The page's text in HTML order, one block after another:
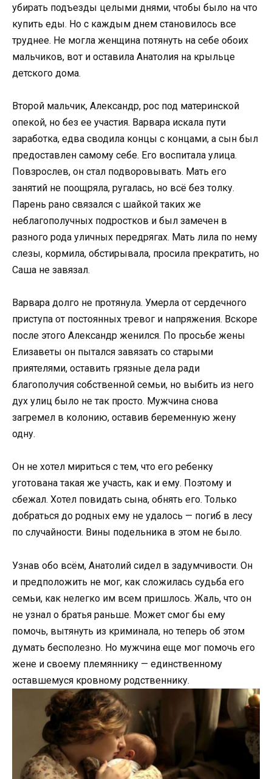
убирать подъезды целыми днями, чтобы было на что
купить еды. Но с каждым днем становилось все
труднее. Не могла женщина потянуть на себе обоих
мальчиков, вот и оставила Анатолия на крыльце
детского дома.
Второй мальчик, Александр, рос под материнской
опекой, но без ее участия. Варвара искала пути
заработка, едва сводила концы с концами, а сын был
предоставлен самому себе. Его воспитала улица.
Повзрослев, он стал подворовывать. Мать его
занятий не поощряла, ругалась, но всё без толку.
Парень рано связался с шайкой таких же
неблагополучных подростков и был замечен в
разного рода уличных передрягах. Мать лила по нему
слезы, кормила, обстирывала, просила прекратить, но
Саша не завязал.
Варвара долго не протянула. Умерла от сердечного
приступа от постоянных тревог и напряжения. Вскоре
после этого Александр женился. По просьбе жены
Елизаветы он пытался завязать со старыми
приятелями, оставить грязные дела ради
благополучия собственной семьи, но выбить из него
дух улиц было не так просто. Мужчина снова
загремел в колонию, оставив беременную жену
одну.
Он не хотел мириться с тем, что его ребенку
уготована такая же участь, как и ему. Поэтому и
сбежал. Хотел повидать сына, обнять его. Только
добраться до родных ему не удалось — погиб в лесу
по случайности. Вины подельника в этом не было.
Узнав обо всём, Анатолий сидел в задумчивости. Он
и предположить не мог, как сложилась судьба его
семьи, как нелегко им всем пришлось. Жаль, что он
не узнал о братья раньше. Может смог бы ему
помочь, вытянуть из криминала, но теперь об этом
думать бесполезно. Но мужчина еще мог помочь его
жене и своему племяннику — единственному
оставшемуся кровному родственнику.